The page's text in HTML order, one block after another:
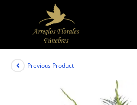
Previous Product